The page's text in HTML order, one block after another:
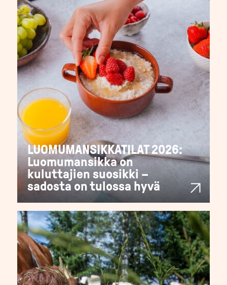
LUOMUMANSIKKATILAT 2026:
Luomumansikka on
kuluttajien suosikki –
sadosta on tulossa hyvä